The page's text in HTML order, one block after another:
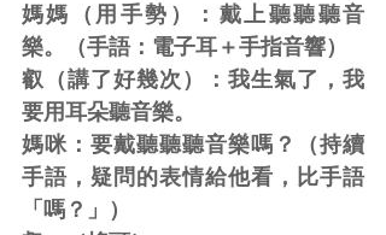
媽媽（用手勢）：戴上聽聽聽音
樂。（手語：電子耳＋手指音響）
叡（講了好幾次）：我生氣了，我
要用耳朵聽音樂。
媽咪：要戴聽聽聽音樂嗎？（持續
手語，疑問的表情給他看，比手語
「嗎？」）